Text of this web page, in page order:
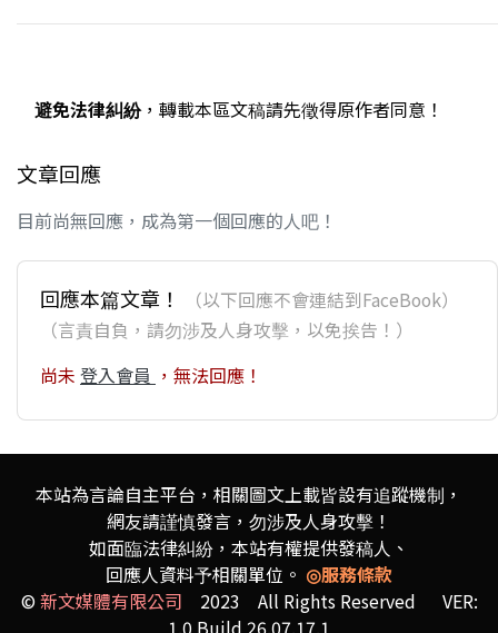
避免法律糾紛，轉載本區文稿請先徵得原作者同意！
文章回應
目前尚無回應，成為第一個回應的人吧！
回應本篇文章！
（以下回應不會連結到FaceBook）
（言責自負，請勿涉及人身攻擊，以免挨告！）
尚未 登入會員 ，無法回應！
本站為言論自主平台，相關圖文上載皆設有追蹤機制，
網友請謹慎發言，勿涉及人身攻擊！
如面臨法律糾紛，本站有權提供發稿人、
回應人資料予相關單位。 ◎服務條款
©新文媒體有限公司 2023 All Rights Reserved VER:
1.0 Build 26.07.17.1